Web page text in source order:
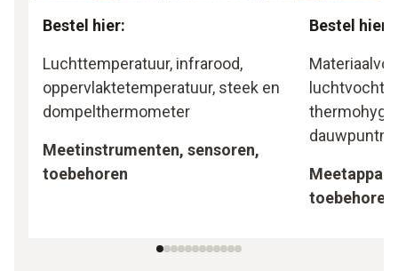
Bestel hier:
Luchttemperatuur, infrarood,
oppervlaktetemperatuur, steek en
dompelthermometer
Meetinstrumenten, sensoren,
toebehoren
Bestel hier:
toebehoren